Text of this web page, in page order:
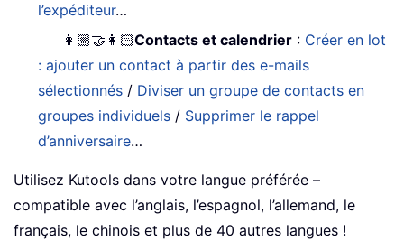
l’expéditeur…
👩🏼‍🤝‍👩🏻Contacts et calendrier : Créer en lot
: ajouter un contact à partir des e-mails
sélectionnés / Diviser un groupe de contacts en
groupes individuels / Supprimer le rappel
d’anniversaire…
Utilisez Kutools dans votre langue préférée –
compatible avec l’anglais, l’espagnol, l’allemand, le
français, le chinois et plus de 40 autres langues !